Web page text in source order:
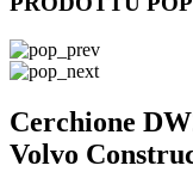
Cerchione
Volvo